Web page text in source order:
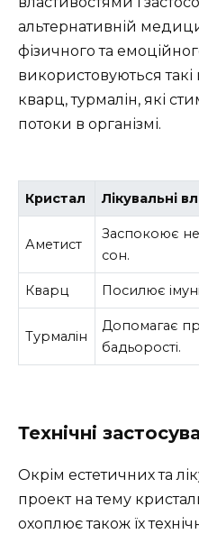
альтернативній
фізичного та
використовуються
кварц, турмалін, які
потоки в організмі.
Кристал Лікувальні
Аметист
Заспокоює
сон.
Кварц Посилює
Турмалін
Допомагає
бадьорості.
Технічні
Окрім естетичних та
проект на тему
охоплює також їх